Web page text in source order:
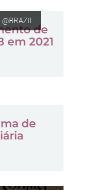
de
em 2021
de